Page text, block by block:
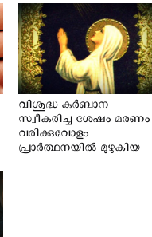
വിശുദ്ധ കുര്‍ബാന
സ്വീകരിച്ച ശേഷം മരണം
വരിക്കുവോളം
പ്രാര്‍ത്ഥനയില്‍ മുഴുകിയ